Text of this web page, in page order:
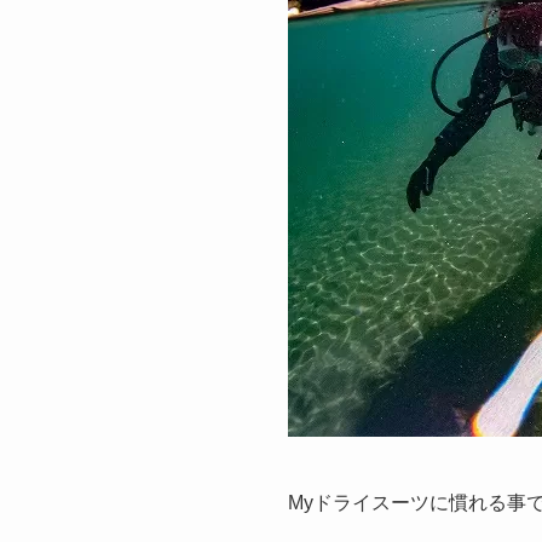
Myドライスーツに慣れる事